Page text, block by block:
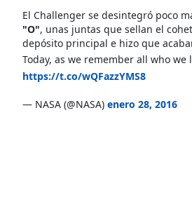
El Challenger se desintegró poco
"O", unas juntas que sellan el
depósito principal e hizo que
Today, as we remember all who
https://t.co/wQFazzYMS8
— NASA (@NASA) enero 28, 2016